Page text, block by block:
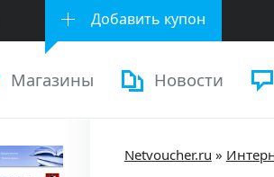
Добавить купон
Магазины Новости
Netvoucher.ru »